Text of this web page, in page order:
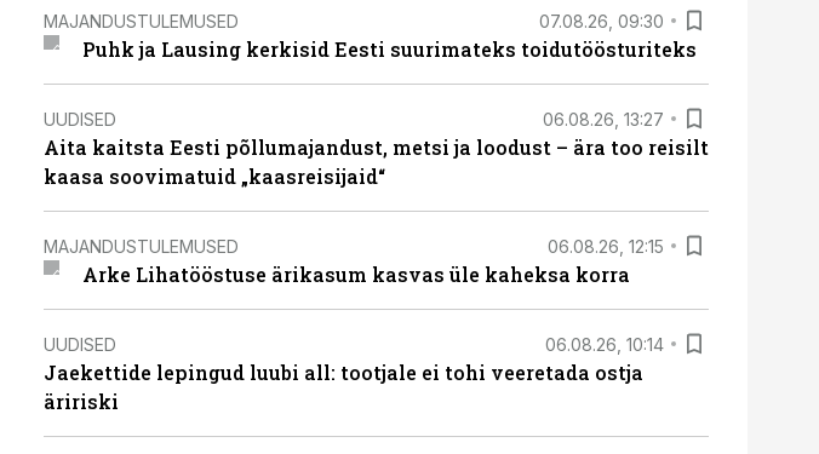
MAJANDUSTULEMUSED 07.08.26, 09:30
Puhk ja Lausing kerkisid Eesti suurimateks toidutöösturiteks
UUDISED 06.08.26, 13:27
Aita kaitsta Eesti põllumajandust, metsi ja loodust – ära too reisilt
kaasa soovimatuid „kaasreisijaid“
MAJANDUSTULEMUSED 06.08.26, 12:15
Arke Lihatööstuse ärikasum kasvas üle kaheksa korra
UUDISED 06.08.26, 10:14
Jaekettide lepingud luubi all: tootjale ei tohi veeretada ostja
äririski